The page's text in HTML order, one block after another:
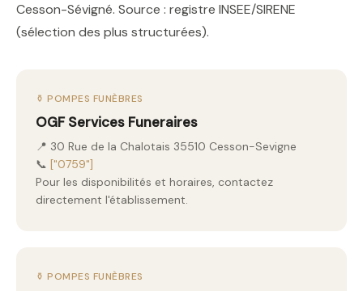
Cesson-Sévigné. Source : registre INSEE/SIRENE
(sélection des plus structurées).
⚱️ POMPES FUNÈBRES
OGF Services Funeraires
📍 30 Rue de la Chalotais 35510 Cesson-Sevigne
📞 ["0759"]
Pour les disponibilités et horaires, contactez
directement l'établissement.
⚱️ POMPES FUNÈBRES